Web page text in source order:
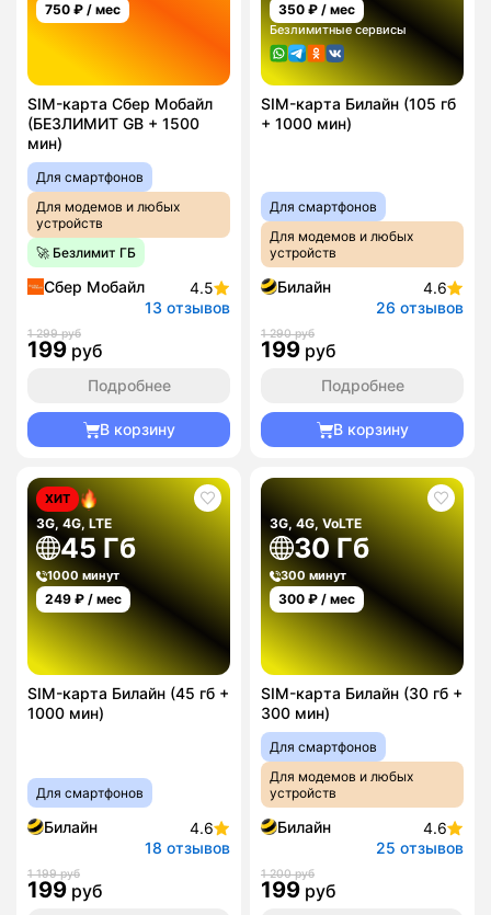
750 ₽ / мес
SIM-карта Сбер Мобайл
(БЕЗЛИМИТ GB + 1500
мин)
Для смартфонов
Для модемов и любых
устройств
🚀 Безлимит ГБ
Сбер Мобайл
4.5
13 отзывов
1 299 руб
199 руб
Подробнее
В корзину
350 ₽ / мес
Безлимитные сервисы
SIM-карта Билайн (105 гб
+ 1000 мин)
Для смартфонов
Для модемов и любых
устройств
Билайн
4.6
26 отзывов
1 290 руб
199 руб
Подробнее
В корзину
ХИТ
3G, 4G, LTE
45 Гб
1000 минут
249 ₽ / мес
SIM-карта Билайн (45 гб +
1000 мин)
Для смартфонов
Билайн
4.6
18 отзывов
1 199 руб
199 руб
3G, 4G, VoLTE
30 Гб
300 минут
300 ₽ / мес
SIM-карта Билайн (30 гб +
300 мин)
Для смартфонов
Для модемов и любых
устройств
Билайн
4.6
25 отзывов
1 200 руб
199 руб